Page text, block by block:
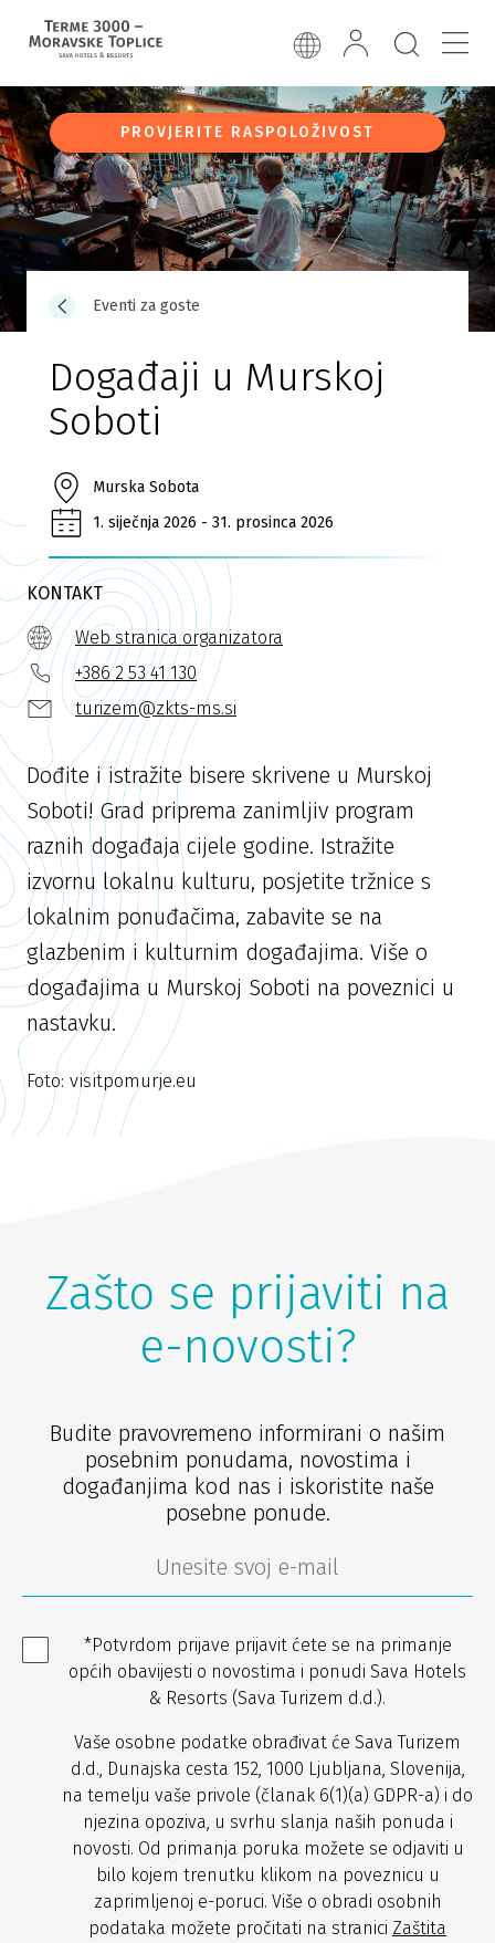
PROVJERITE RASPOLOŽIVOST
Eventi za goste
Događaji u Murskoj
Soboti
Murska Sobota
1. siječnja 2026 - 31. prosinca 2026
KONTAKT
Web stranica organizatora
+386 2 53 41 130
turizem@zkts-ms.si
Dođite i istražite bisere skrivene u Murskoj
Soboti! Grad priprema zanimljiv program
raznih događaja cijele godine. Istražite
izvornu lokalnu kulturu, posjetite tržnice s
lokalnim ponuđačima, zabavite se na
glazbenim i kulturnim događajima. Više o
događajima u Murskoj Soboti na poveznici u
nastavku.
Foto: visitpomurje.eu
Zašto se prijaviti na
e-novosti?
Budite pravovremeno informirani o našim
posebnim ponudama, novostima i
događanjima kod nas i iskoristite naše
posebne ponude.
*Potvrdom prijave prijavit ćete se na primanje
općih obavijesti o novostima i ponudi Sava Hotels
& Resorts (Sava Turizem d.d.).
Vaše osobne podatke obrađivat će Sava Turizem
d.d., Dunajska cesta 152, 1000 Ljubljana, Slovenija,
na temelju vaše privole (članak 6(1)(a) GDPR-a) i do
njezina opoziva, u svrhu slanja naših ponuda i
novosti. Od primanja poruka možete se odjaviti u
bilo kojem trenutku klikom na poveznicu u
zaprimljenoj e-poruci. Više o obradi osobnih
podataka možete pročitati na stranici Zaštita